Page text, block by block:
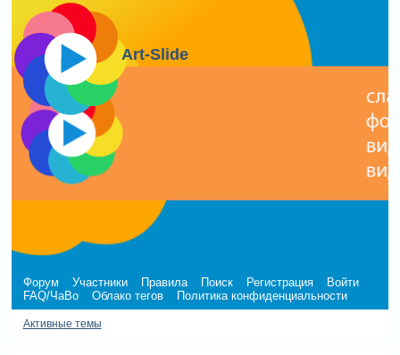
Art-Slide
Форум Участники Правила Поиск Регистрация
Войти
FAQ/ЧаВо
Облако тегов Политика конфиденциальности
Активные темы